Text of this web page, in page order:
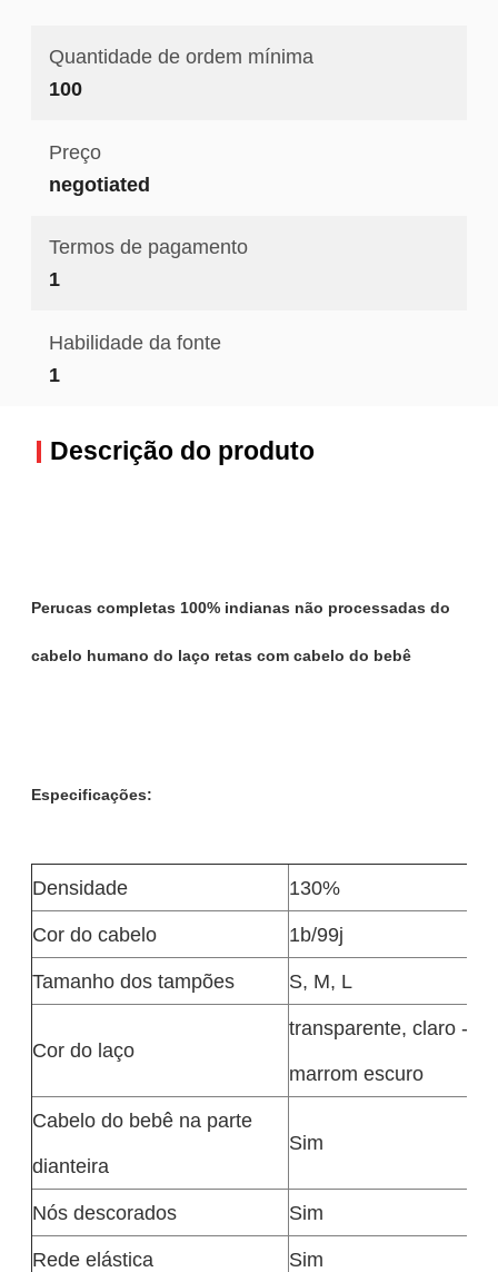
Quantidade de ordem mínima
100
Preço
negotiated
Termos de pagamento
1
Habilidade da fonte
1
Descrição do produto
Perucas completas 100% indianas não processadas do
cabelo humano do laço retas com cabelo do bebê
Especificações:
Densidade
130%
Cor do cabelo
1b/99j
Tamanho dos tampões
S, M, L
Cor do laço
transparente, claro -
marrom escuro
Cabelo do bebê na parte
dianteira
Sim
Nós descorados
Sim
Rede elástica
Sim